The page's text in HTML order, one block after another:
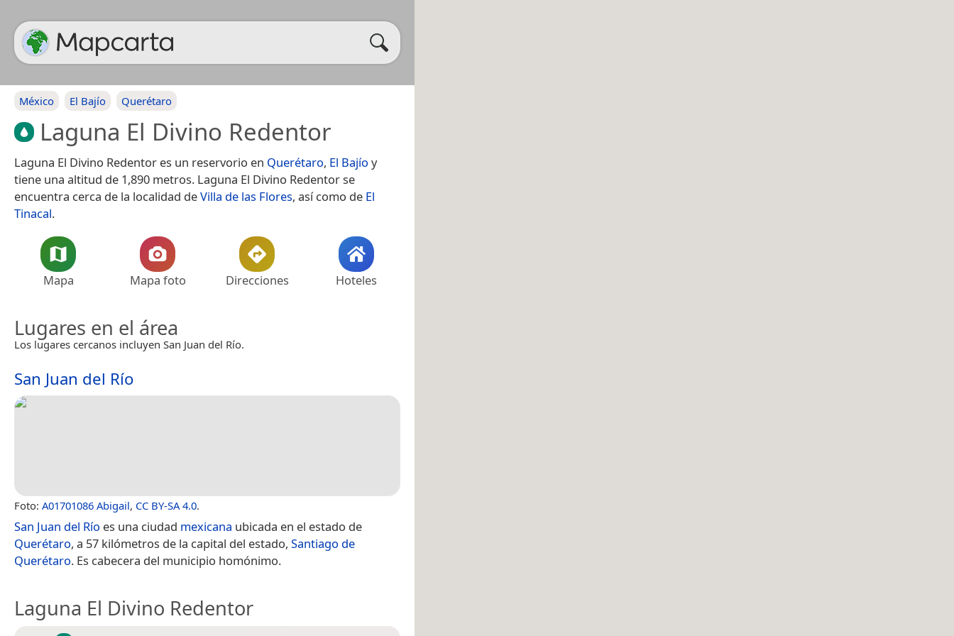
México El Bajío Querétaro
Laguna El Divino Redentor
Laguna El Divino Redentor es un reservorio en Querétaro, El Bajío y
tiene una altitud de 1,890 metros. Laguna El Divino Redentor se
encuentra cerca de la localidad deVilla de las Flores, así como de El
Tinacal.
Mapa Mapa foto Direcciones Hoteles
Lugares en el área
Los lugares cercanos incluyen San Juan del Río.
San Juan del Río
Foto: A01701086 Abigail, CC BY-SA 4.0.
San Juan del Río es una ciudad mexicana ubicada en el estado de
Querétaro, a 57 kilómetros de la capital del estado, Santiago de
Querétaro. Es cabecera del municipio homónimo.
Laguna El Divino Redentor